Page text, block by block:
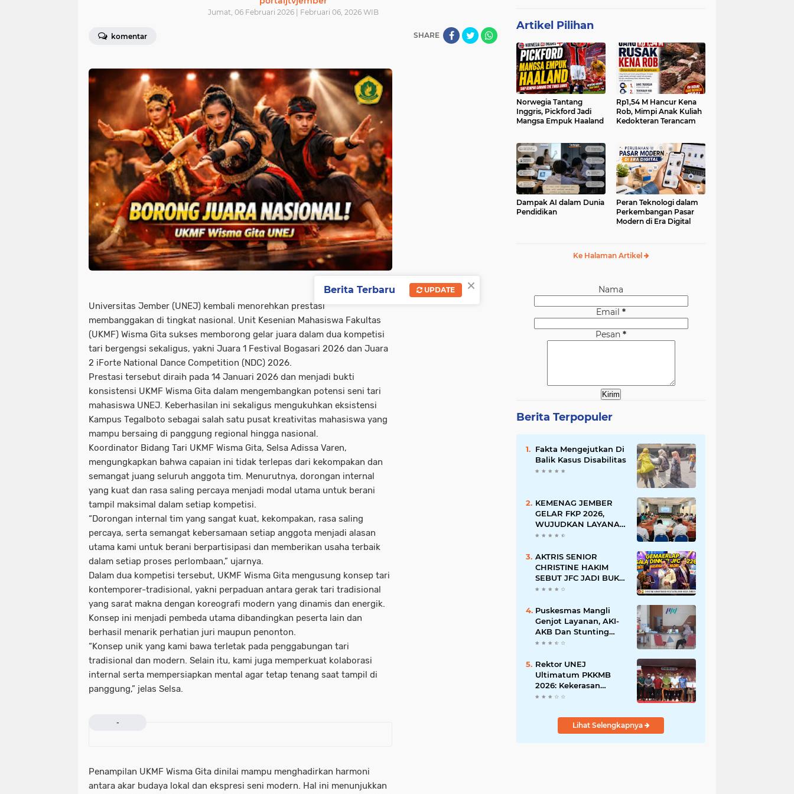
Jumat, 06 Februari 2026 | Februari 06, 2026 WIB
komentar SHARE
Universitas Jember (UNEJ) kembali menorehkan prestasi
membanggakan di tingkat nasional. Unit Kesenian Mahasiswa Fakultas
(UKMF) Wisma Gita sukses memborong gelar juara dalam dua kompetisi
tari bergengsi sekaligus, yakni Juara 1 Festival Bogasari 2026 dan Juara
2 iForte National Dance Competition (NDC) 2026.
Prestasi tersebut diraih pada 14 Januari 2026 dan menjadi bukti
konsistensi UKMF Wisma Gita dalam mengembangkan potensi seni tari
mahasiswa UNEJ. Keberhasilan ini sekaligus mengukuhkan eksistensi
Kampus Tegalboto sebagai salah satu pusat kreativitas mahasiswa yang
mampu bersaing di panggung regional hingga nasional.
Koordinator Bidang Tari UKMF Wisma Gita, Selsa Adissa Varen,
mengungkapkan bahwa capaian ini tidak terlepas dari kekompakan dan
semangat juang seluruh anggota tim. Menurutnya, dorongan internal
yang kuat dan rasa saling percaya menjadi modal utama untuk berani
tampil maksimal dalam setiap kompetisi.
“Dorongan internal tim yang sangat kuat, kekompakan, rasa saling
percaya, serta semangat kebersamaan setiap anggota menjadi alasan
utama kami untuk berani berpartisipasi dan memberikan usaha terbaik
dalam setiap proses perlombaan,” ujarnya.
Dalam dua kompetisi tersebut, UKMF Wisma Gita mengusung konsep tari
kontemporer-tradisional, yakni perpaduan antara gerak tari tradisional
yang sarat makna dengan koreografi modern yang dinamis dan energik.
Konsep ini menjadi pembeda utama dibandingkan peserta lain dan
berhasil menarik perhatian juri maupun penonton.
“Konsep unik yang kami bawa terletak pada penggabungan tari
tradisional dan modern. Selain itu, kami juga memperkuat kolaborasi
internal serta mempersiapkan mental agar tetap tenang saat tampil di
panggung,” jelas Selsa.
-
Penampilan UKMF Wisma Gita dinilai mampu menghadirkan harmoni
antara akar budaya lokal dan ekspresi seni modern. Hal ini menunjukkan
Artikel Pilihan
Norwegia Tantang
Inggris, Pickford Jadi
Mangsa Empuk Haaland
Rp1,54 M Hancur Kena
Rob, Mimpi Anak Kuliah
Kedokteran Terancam
Dampak AI dalam Dunia
Pendidikan
Peran Teknologi dalam
Perkembangan Pasar
Modern di Era Digital
Ke Halaman Artikel
Nama
Email *
Pesan *
Berita Terpopuler
Fakta Mengejutkan Di
Balik Kasus Disabilitas
KEMENAG JEMBER
GELAR FKP 2026,
WUJUDKAN LAYANAN
BERSINAR DAN
AKTRIS SENIOR
CHRISTINE HAKIM
SEBUT JFC JADI BUKTI
KREATIVITAS ANAK
Puskesmas Mangli
Genjot Layanan, AKI-
AKB Dan Stunting
Ditekan
Rektor UNEJ
Ultimatum PKKMB
2026: Kekerasan
Dilarang, Dekan Turun
Lihat Selengkapnya
×
Berita Terbaru UPDATE